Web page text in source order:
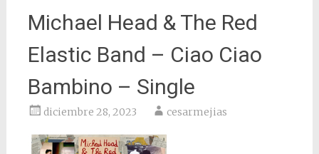
Michael Head & The Red
Elastic Band – Ciao Ciao
Bambino – Single
diciembre 28, 2023 cesarmejias